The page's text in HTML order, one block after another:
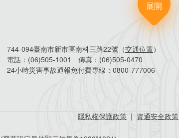
展開
744-094臺南市新市區南科三路22號（交通位置）
電話： (06)505-1001 傳真： (06)505-0470
24小時災害事故通報免付費專線： 0800-777006
隱私權保護政策 | 資通安全政策